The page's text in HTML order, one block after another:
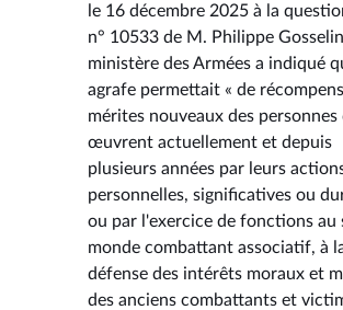
le 16 décembre 2025 à la
n° 10533 de M. Philippe
ministère des Armées a indiqué
agrafe permettait « de
mérites nouveaux des personnes
œuvrent actuellement et depuis
plusieurs années par leurs
personnelles, significatives ou
ou par l'exercice de fonctions au
monde combattant associatif, à
défense des intérêts moraux et
des anciens combattants et